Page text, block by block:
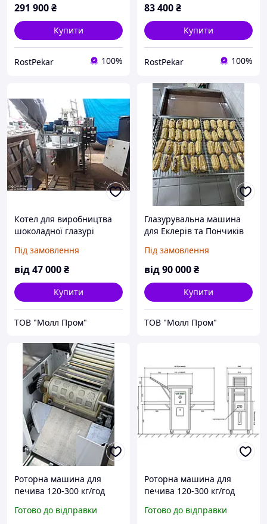
291 900₴
Купити
RostPekar 100%
83 400₴
Купити
RostPekar 100%
Котел для виробництва
шоколадної глазурі
Під замовлення
від47 000₴
Купити
ТОВ "Молл Пром"
Глазурувальна машина
для Еклерів та Пончиків
Під замовлення
від90 000₴
Купити
ТОВ "Молл Пром"
Роторна машина для
печива 120-300 кг/год
Готово до відправки
Роторна машина для
печива 120-300 кг/год
Готово до відправки